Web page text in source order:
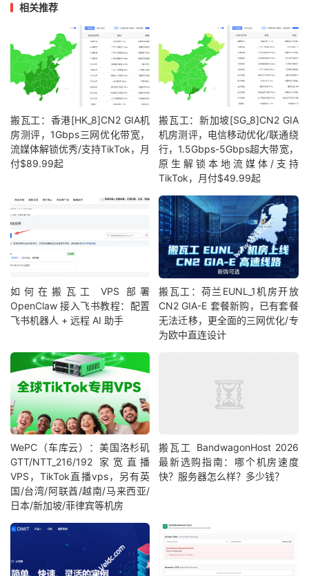
相关推荐
搬瓦工：香港[HK_8]CN2 GIA机
房测评，1Gbps三网优化带宽，
流媒体解锁优秀/支持TikTok，月
付$89.99起
搬瓦工：新加坡[SG_8]CN2 GIA
机房测评，电信移动优化/联通绕
行，1.5Gbps-5Gbps超大带宽，
原生解锁本地流媒体/支持
TikTok，月付$49.99起
如何在搬瓦工 VPS 部署
OpenClaw 接入飞书教程：配置
飞书机器人 + 远程 AI 助手
搬瓦工：荷兰EUNL_1机房开放
CN2 GIA-E 套餐新购，已有套餐
无法迁移，更全面的三网优化/专
为欧中直连设计
WePC（车库云）：美国洛杉矶
GTT/NTT_216/192 家宽直播
VPS，TikTok直播vps，另有英
国/台湾/阿联酋/越南/马来西亚/
日本/新加坡/菲律宾等机房
搬瓦工 BandwagonHost 2026
最新选购指南：哪个机房速度
快？服务器怎么样？多少钱？